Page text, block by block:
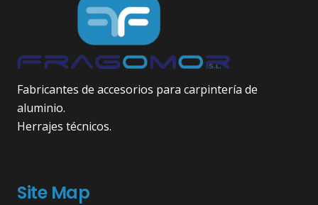
Fabricantes de accesorios para carpintería de
aluminio.
Herrajes técnicos.
Site Map